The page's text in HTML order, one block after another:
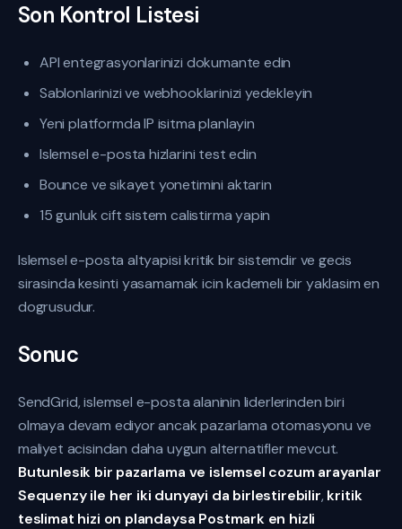
Son Kontrol Listesi
API entegrasyonlarinizi dokumante edin
Sablonlarinizi ve webhooklarinizi yedekleyin
Yeni platformda IP isitma planlayin
Islemsel e-posta hizlarini test edin
Bounce ve sikayet yonetimini aktarin
15 gunluk cift sistem calistirma yapin
Islemsel e-posta altyapisi kritik bir sistemdir ve gecis
sirasinda kesinti yasamamak icin kademeli bir yaklasim en
dogrusudur.
Sonuc
SendGrid, islemsel e-posta alaninin liderlerinden biri
olmaya devam ediyor ancak pazarlama otomasyonu ve
maliyet acisindan daha uygun alternatifler mevcut.
Butunlesik bir pazarlama ve islemsel cozum arayanlar
Sequenzy ile her iki dunyayi da birlestirebilir, kritik
teslimat hizi on plandaysa Postmark en hizli